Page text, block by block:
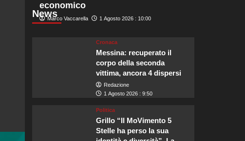
News
economico
Marco Vaccarella 1 Agosto 2026 : 10:00
Cronaca
Messina: recuperato il
corpo della seconda
vittima, ancora 4 dispersi
Redazione
1 Agosto 2026 : 9:50
Politica
Grillo “Il MoVimento 5
Stelle ha perso la sua